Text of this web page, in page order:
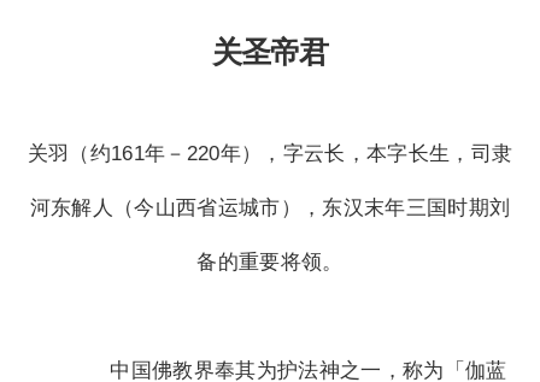
关圣帝君
关羽（约161年－220年），字云长，本字长生，司隶
河东解人（今山西省运城市），东汉末年三国时期刘
备的重要将领。
中国佛教界奉其为护法神之一，称为「伽蓝